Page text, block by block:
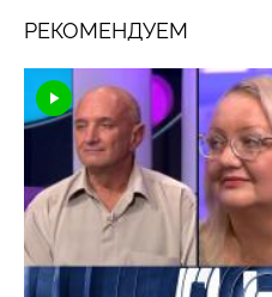
РЕКОМЕНДУЕМ